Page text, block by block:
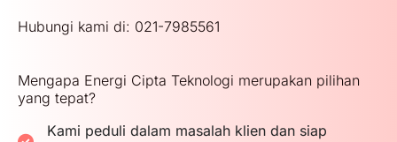
Hubungi kami di: 021-7985561
Mengapa Energi Cipta Teknologi merupakan pilihan
yang tepat?
Kami peduli dalam masalah klien dan siap